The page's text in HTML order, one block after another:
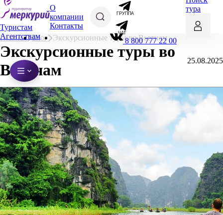
Туристам
Агентствам
О
компании
Контакты
ГРУППА
ЧАТ
8 800 777 22 00
тура
Главная Блог Экскурсионные туры во Вьетнам
Экскурсионные туры во
Вьетнам
25.08.2025